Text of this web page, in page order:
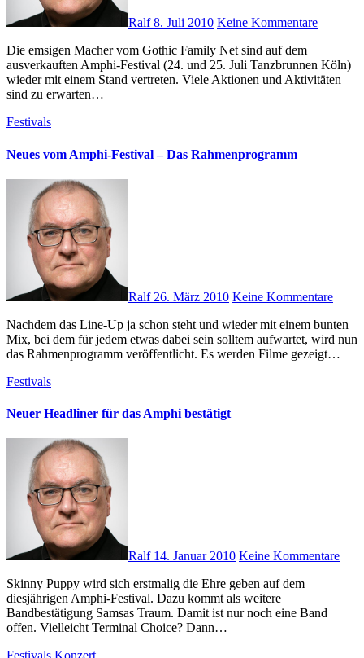
Ralf8. Juli 2010 Keine Kommentare
Die emsigen Macher vom Gothic Family Net sind auf dem
ausverkauften Amphi-Festival (24. und 25. Juli Tanzbrunnen Köln)
wieder mit einem Stand vertreten. Viele Aktionen und Aktivitäten
sind zu erwarten…
Festivals
Neues vom Amphi-Festival – Das Rahmenprogramm
Ralf 26. März 2010 Keine Kommentare
Nachdem das Line-Up ja schon steht und wieder mit einem bunten
Mix, bei dem für jedem etwas dabei sein solltem aufwartet, wird nun
das Rahmenprogramm veröffentlicht. Es werden Filme gezeigt…
Festivals
Neuer Headliner für das Amphi bestätigt
Ralf 14. Januar 2010 Keine Kommentare
Skinny Puppy wird sich erstmalig die Ehre geben auf dem
diesjährigen Amphi-Festival. Dazu kommt als weitere
Bandbestätigung Samsas Traum. Damit ist nur noch eine Band
offen. Vielleicht Terminal Choice? Dann…